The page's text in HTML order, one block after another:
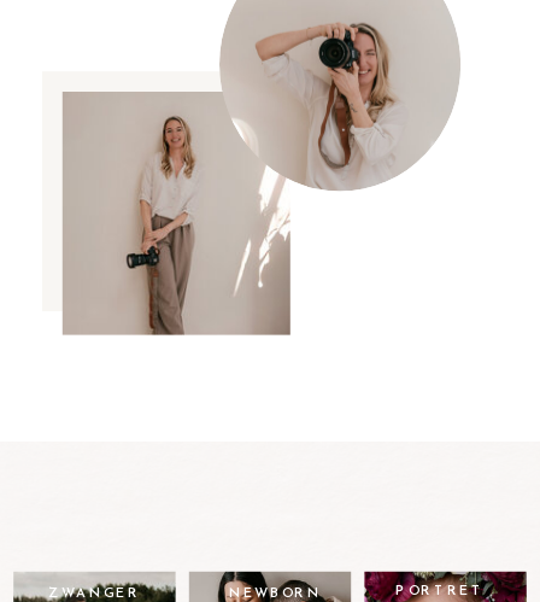
PORTRET
ZWANGER NEWBORN